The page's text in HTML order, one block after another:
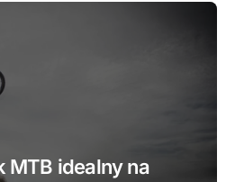
MTB idealny na